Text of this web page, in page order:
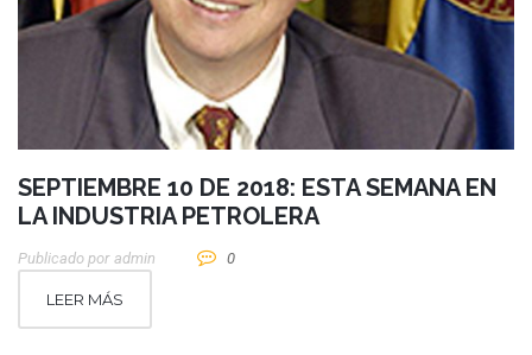
SEPTIEMBRE 10 DE 2018: ESTA SEMANA EN
LA INDUSTRIA PETROLERA
Publicado por Admin 0
LEER MÁS